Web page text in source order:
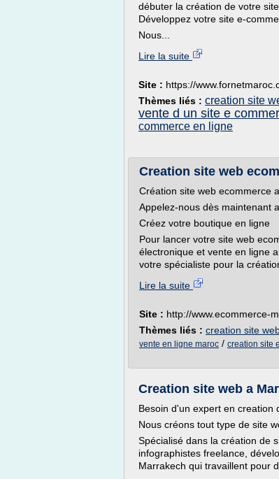
débuter la création de votre
Développez votre site e-
Nous...
Lire la suite
Site : https://
Thèmes liés : creation site
vente d un site e
commerce en ligne
Creation site web
Création site web ecommerce
Appelez-nous dès maintenant
Créez votre boutique en ligne
Pour lancer votre site web
électronique et vente en ligne
votre spécialiste pour la
Lire la suite
Site : http://www.ecommerce-
Thèmes liés : creation site
vente en ligne maroc / creation site
Creation site web a
Besoin d'un expert en creation
Nous créons tout type de site
Spécialisé dans la création de
infographistes freelance,
Marrakech qui travaillent pour